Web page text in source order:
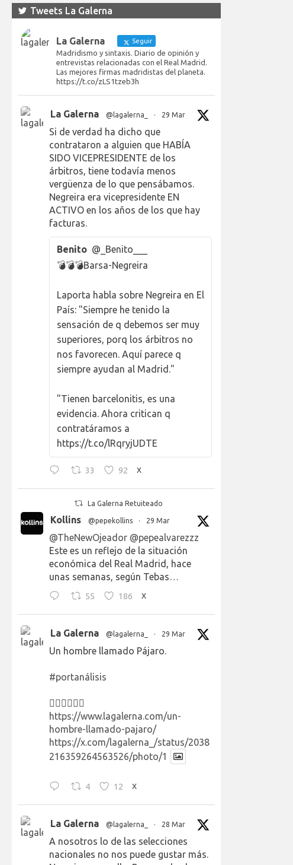
Tweets La Galerna
La Galerna Seguir
Madridismo y sintaxis. Diario de opinión y
entrevistas relacionadas con el Real Madrid.
Las mejores firmas madridistas del planeta.
https://t.co/zLS1tzeb3h
La Galerna @lagalerna_ · 29 Mar
Si de verdad ha dicho que
contrataron a alguien que HABÍA
SIDO VICEPRESIDENTE de los
árbitros, tiene todavía menos
vergüenza de lo que pensábamos.
Negreira era vicepresidente EN
ACTIVO en los años de los que hay
facturas.
Benito @_Benito___
💣💣💣Barsa-Negreira
Laporta habla sobre Negreira en El
País: "Siempre he tenido la
sensación de q debemos ser muy
superiores, porq los árbitros no
nos favorecen. Aquí parece q
siempre ayudan al Madrid."
"Tienen barcelonitis, es una
evidencia. Ahora critican q
contratáramos a
https://t.co/lRqryjUDTE
33 92 X
La Galerna Retuiteado
Kollins @pepekollins · 29 Mar
@TheNewOjeador @pepealvarezzz
Este es un reflejo de la situación
económica del Real Madrid, hace
unas semanas, según Tebas…
55 186 X
La Galerna @lagalerna_ · 29 Mar
Un hombre llamado Pájaro.
#portanálisis
👉🏻👉🏻👉🏻
https://www.lagalerna.com/un-
hombre-llamado-pajaro/
https://x.com/lagalerna_/status/2038
216359264563526/photo/1
4 12 X
La Galerna @lagalerna_ · 28 Mar
A nosotros lo de las selecciones
nacionales no nos puede gustar más.